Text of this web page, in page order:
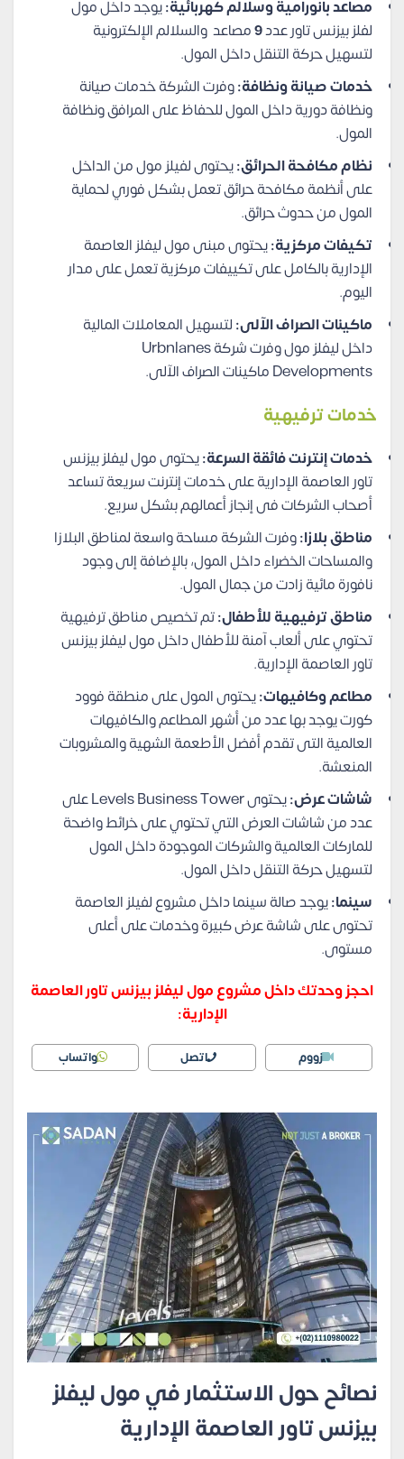
مصاعد بانورامية وسلالم كهربائية:يوجد داخل مول
لفلز بيزنس تاور عدد
مصاعد والسلالم الإلكترونية
لتسهيل حركة التنقل داخل المول.
خدمات صيانة ونظافة:وفرت الشركة خدمات صيانة
ونظافة دورية داخل المول للحفاظ على المرافق ونظافة
المول.
نظام مكافحة الحرائق:يحتوى لفيلز مول من الداخل
على أنظمة مكافحة حرائق تعمل بشكل فوري لحماية
المول من حدوث حرائق.
تكيفات مركزية:يحتوى مبنى مول ليفلز العاصمة
الإدارية بالكامل على تكييفات مركزية تعمل على مدار
اليوم.
ماكينات الصراف الآلى:لتسهيل المعاملات المالية
داخل ليفلز مول وفرت شركة Urbnlanes
Developments ماكينات الصراف الآلى.
خدمات ترفيهية
خدمات إنترنت فائقة السرعة:يحتوى مول ليفلز بيزنس
تاور العاصمة الإدارية على خدمات إنترنت سريعة تساعد
أصحاب الشركات فى إنجاز أعمالهم بشكل سريع.
مناطق بلازا:وفرت الشركة مساحة واسعة لمناطق البلازا
والمساحات الخضراء داخل المول، بالإضافة إلى وجود
نافورة مائية زادت من جمال المول.
مناطق ترفيهية للأطفال:تم تخصيص مناطق ترفيهية
تحتوي على ألعاب آمنة للأطفال داخل مول ليفلز بيزنس
تاور العاصمة الإدارية.
مطاعم وكافيهات:يحتوى المول على منطقة فوود
كورت يوجد بها عدد من أشهر المطاعم والكافيهات
العالمية التى تقدم أفضل الأطعمة الشهية والمشروبات
المنعشة.
شاشات عرض:
يحتوى Levels Business Tower على
عدد من شاشات العرض التي تحتوي على خرائط واضحة
للماركات العالمية والشركات الموجودة داخل المول
لتسهيل حركة التنقل داخل المول.
سينما:يوجد صالة سينما داخل مشروع لفيلز العاصمة
تحتوى على شاشة عرض كبيرة وخدمات على أعلى
مستوى.
احجز وحدتك داخل مشروع مول ليفلز بيزنس تاور العاصمة
الإدارية:
زووم اتصل واتساب
نصائح حول الاستثمار في مول ليفلز
بيزنس تاور العاصمة الإدارية